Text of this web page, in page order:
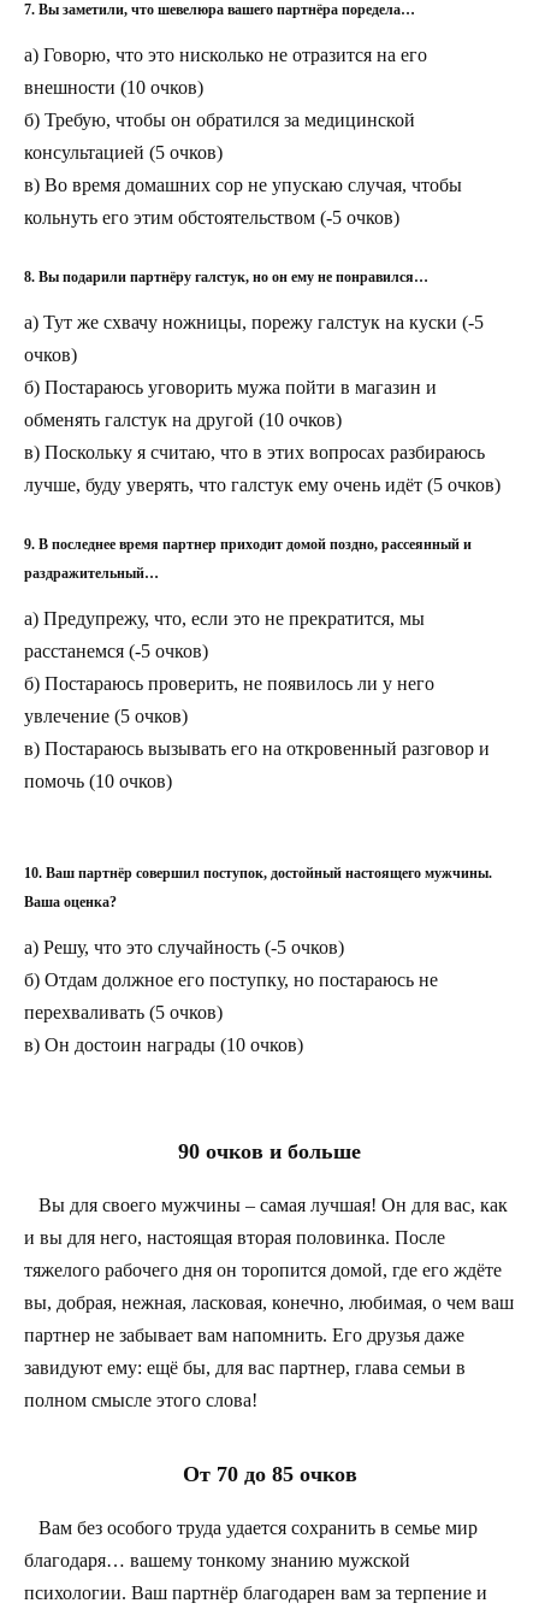
7. Вы заметили, что шевелюра вашего партнёра поредела…
а) Говорю, что это нисколько не отразится на его
внешности (10 очков)
б) Требую, чтобы он обратился за медицинской
консультацией (5 очков)
в) Во время домашних сор не упускаю случая, чтобы
кольнуть его этим обстоятельством (-5 очков)
8. Вы подарили партнёру галстук, но он ему не понравился…
а) Тут же схвачу ножницы, порежу галстук на куски (-5
очков)
б) Постараюсь уговорить мужа пойти в магазин и
обменять галстук на другой (10 очков)
в) Поскольку я считаю, что в этих вопросах разбираюсь
лучше, буду уверять, что галстук ему очень идёт (5 очков)
9. В последнее время партнер приходит домой поздно, рассеянный и
раздражительный…
а) Предупрежу, что, если это не прекратится, мы
расстанемся (-5 очков)
б) Постараюсь проверить, не появилось ли у него
увлечение (5 очков)
в) Постараюсь вызывать его на откровенный разговор и
помочь (10 очков)
10. Ваш партнёр совершил поступок, достойный настоящего мужчины.
Ваша оценка?
а) Решу, что это случайность (-5 очков)
б) Отдам должное его поступку, но постараюсь не
перехваливать (5 очков)
в) Он достоин награды (10 очков)
90 очков и больше
Вы для своего мужчины – самая лучшая! Он для вас, как
и вы для него, настоящая вторая половинка. После
тяжелого рабочего дня он торопится домой, где его ждёте
вы, добрая, нежная, ласковая, конечно, любимая, о чем ваш
партнер не забывает вам напомнить. Его друзья даже
завидуют ему: ещё бы, для вас партнер, глава семьи в
полном смысле этого слова!
От 70 до 85 очков
Вам без особого труда удается сохранить в семье мир
благодаря… вашему тонкому знанию мужской
психологии. Ваш партнёр благодарен вам за терпение и